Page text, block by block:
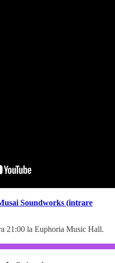
Soundworks (intrare
21:00 la Euphoria Music Hall.